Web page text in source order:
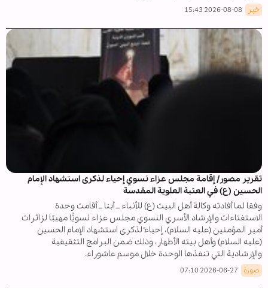
خبر 2026-08-08 15:43
تقرير مصور/ إقامة مجلس عزاء نسوي إحياء لذكرى استشهاد الإمام
الحسين (ع) في العتبة العلوية المقدسة
وفقا لما أفادته وكالة أهل البيت (ع) للأنباء ــ أبنا ــ أقامت وحدة
الاستفتاءات والإرشاد الأسري النسوي مجلس عزاء نسويًّا مهيبًا لزائرات
أمير المؤمنين (عليه السلام)، إحياءً لذكرى استشهاد الإمام الحسين
(عليه السلام) وأهل بيته الأطهار، وذلك ضمن البرامج التثقيفية
والإرشادية التي تنفذها الوحدة خلال موسم عاشوراء.
صورة 2026-06-27 07:10